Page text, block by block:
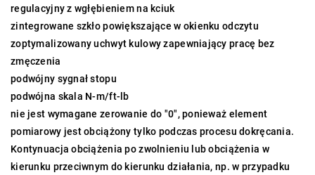
regulacyjny z wgłębieniem na kciuk
zintegrowane szkło powiększające w okienku odczytu
zoptymalizowany uchwyt kulowy zapewniający pracę bez
zmęczenia
podwójny sygnał stopu
podwójna skala N-m/ft-lb
nie jest wymagane zerowanie do "0", ponieważ element
pomiarowy jest obciążony tylko podczas procesu dokręcania.
Kontynuacja obciążenia po zwolnieniu lub obciążenia w
kierunku przeciwnym do kierunku działania, np. w przypadku